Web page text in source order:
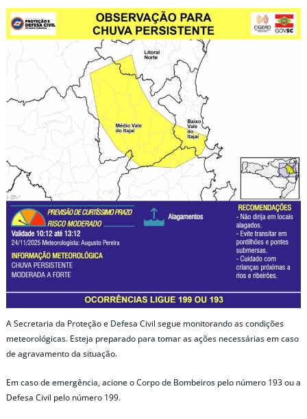
A Secretaria da Proteção e Defesa Civil segue monitorando as condições
meteorológicas. Esteja preparado para tomar as ações necessárias em caso
de agravamento da situação.
Em caso de emergência, acione o Corpo de Bombeiros pelo número 193 ou a
Defesa Civil pelo número 199.